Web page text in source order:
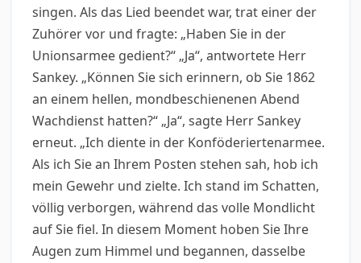
singen. Als das Lied beendet war, trat einer der
Zuhörer vor und fragte: „Haben Sie in der
Unionsarmee gedient?“ „Ja“, antwortete Herr
Sankey. „Können Sie sich erinnern, ob Sie 1862
an einem hellen, mondbeschienenen Abend
Wachdienst hatten?“ „Ja“, sagte Herr Sankey
erneut. „Ich diente in der Konföderiertenarmee.
Als ich Sie an Ihrem Posten stehen sah, hob ich
mein Gewehr und zielte. Ich stand im Schatten,
völlig verborgen, während das volle Mondlicht
auf Sie fiel. In diesem Moment hoben Sie Ihre
Augen zum Himmel und begannen, dasselbe